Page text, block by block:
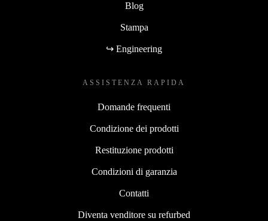
Blog
Stampa
↪ Engineering
ASSISTENZA RAPIDA
Domande frequenti
Condizione dei prodotti
Restituzione prodotti
Condizioni di garanzia
Contatti
Diventa venditore su refurbed